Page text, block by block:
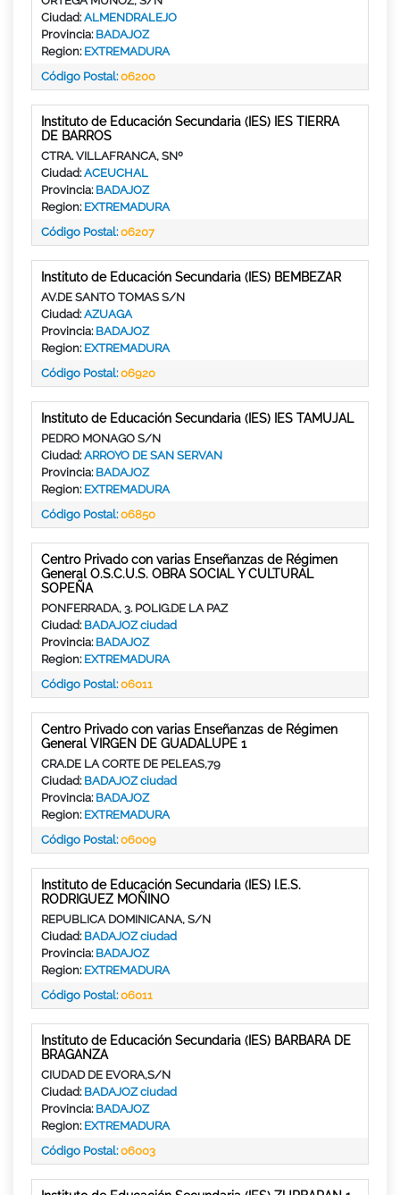
Ciudad:ALMENDRALEJO
Provincia: BADAJOZ
Region: EXTREMADURA
Código Postal:06200
Instituto de Educación Secundaria (IES) IES TIERRA
DE BARROS
CTRA. VILLAFRANCA, SNº
Ciudad:ACEUCHAL
Provincia: BADAJOZ
Region: EXTREMADURA
Código Postal:06207
Instituto de Educación Secundaria (IES) BEMBEZAR
AV.DE SANTO TOMAS S/N
Ciudad:AZUAGA
Provincia: BADAJOZ
Region: EXTREMADURA
Código Postal:06920
Instituto de Educación Secundaria (IES) IES TAMUJAL
PEDRO MONAGO S/N
Ciudad:ARROYO DE SAN SERVAN
Provincia: BADAJOZ
Region: EXTREMADURA
Código Postal:06850
Centro Privado con varias Enseñanzas de Régimen
General O.S.C.U.S. OBRA SOCIAL Y CULTURAL
SOPEÑA
PONFERRADA, 3. POLIG.DE LA PAZ
Ciudad: BADAJOZ ciudad
Provincia: BADAJOZ
Region: EXTREMADURA
Código Postal:06011
Centro Privado con varias Enseñanzas de Régimen
General VIRGEN DE GUADALUPE 1
CRA.DE LA CORTE DE PELEAS,79
Ciudad: BADAJOZ ciudad
Provincia: BADAJOZ
Region: EXTREMADURA
Código Postal:06009
Instituto de Educación Secundaria (IES) I.E.S.
RODRIGUEZ MOÑINO
REPUBLICA DOMINICANA, S/N
Ciudad: BADAJOZ ciudad
Provincia: BADAJOZ
Region: EXTREMADURA
Código Postal:06011
Instituto de Educación Secundaria (IES) BARBARA DE
BRAGANZA
CIUDAD DE EVORA,S/N
Ciudad: BADAJOZ ciudad
Provincia: BADAJOZ
Region: EXTREMADURA
Código Postal:06003